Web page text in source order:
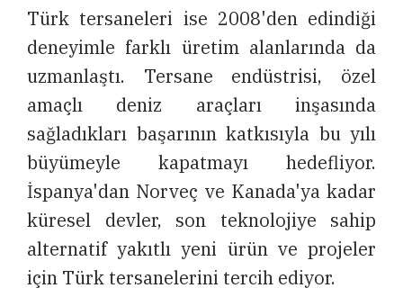
Türk tersaneleri ise 2008'den edindiği
deneyimle farklı üretim alanlarında da
uzmanlaştı. Tersane endüstrisi, özel
amaçlı deniz araçları inşasında
sağladıkları başarının katkısıyla bu yılı
büyümeyle kapatmayı hedefliyor.
İspanya'dan Norveç ve Kanada'ya kadar
küresel devler, son teknolojiye sahip
alternatif yakıtlı yeni ürün ve projeler
için Türk tersanelerini tercih ediyor.